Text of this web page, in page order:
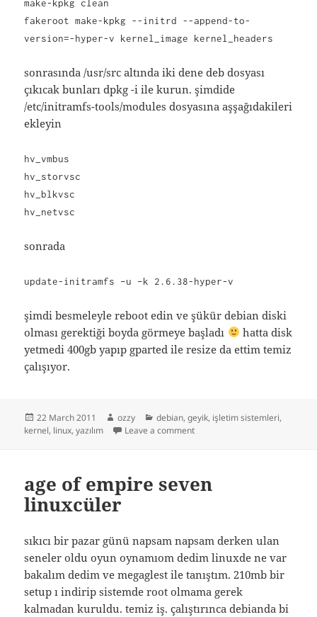
make-kpkg clean
fakeroot make-kpkg --initrd --append-to-
version=-hyper-v kernel_image kernel_headers
sonrasında /usr/src altında iki dene deb dosyası
çıkıcak bunları dpkg -i ile kurun. şimdide
/etc/initramfs-tools/modules dosyasına aşşağıdakileri
ekleyin
hv_vmbus
hv_storvsc
hv_blkvsc
hv_netvsc
sonrada
update-initramfs –u –k 2.6.38-hyper-v
şimdi besmeleyle reboot edin ve şükür debian diski
olması gerektiği boyda görmeye başladı
hatta disk
yetmedi 400gb yapıp gparted ile resize da ettim temiz
çalışıyor.
Posted
on
22 March 2011 Author
ozzy Categories
debian,geyik, işletim sistemleri,
kernel, linux,yazılım Leave a commenton debian hyper v disk
age of empire seven
linuxcüler
sıkıcı bir pazar günü napsam napsam derken ulan
seneler oldu oyun oynamıom dedim linuxde ne var
bakalım dedim ve megaglest ile tanıştım. 210mb bir
setup ı indirip sistemde root olmama gerek
kalmadan kuruldu. temiz iş. çalıştırınca debianda bi